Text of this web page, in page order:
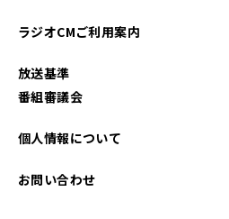
2022年12月
ラジオCMご利用案内
放送基準
番組審議会
個人情報について
お問い合わせ